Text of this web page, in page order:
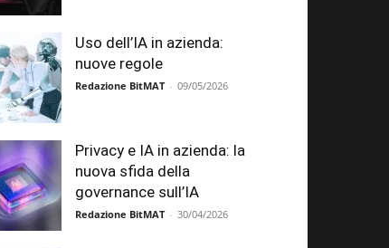
Uso dell’IA in azienda:
nuove regole
Redazione BitMAT - 09/05/2026
Privacy e IA in azienda: la
nuova sfida della
governance sull’IA
Redazione BitMAT - 30/04/2026